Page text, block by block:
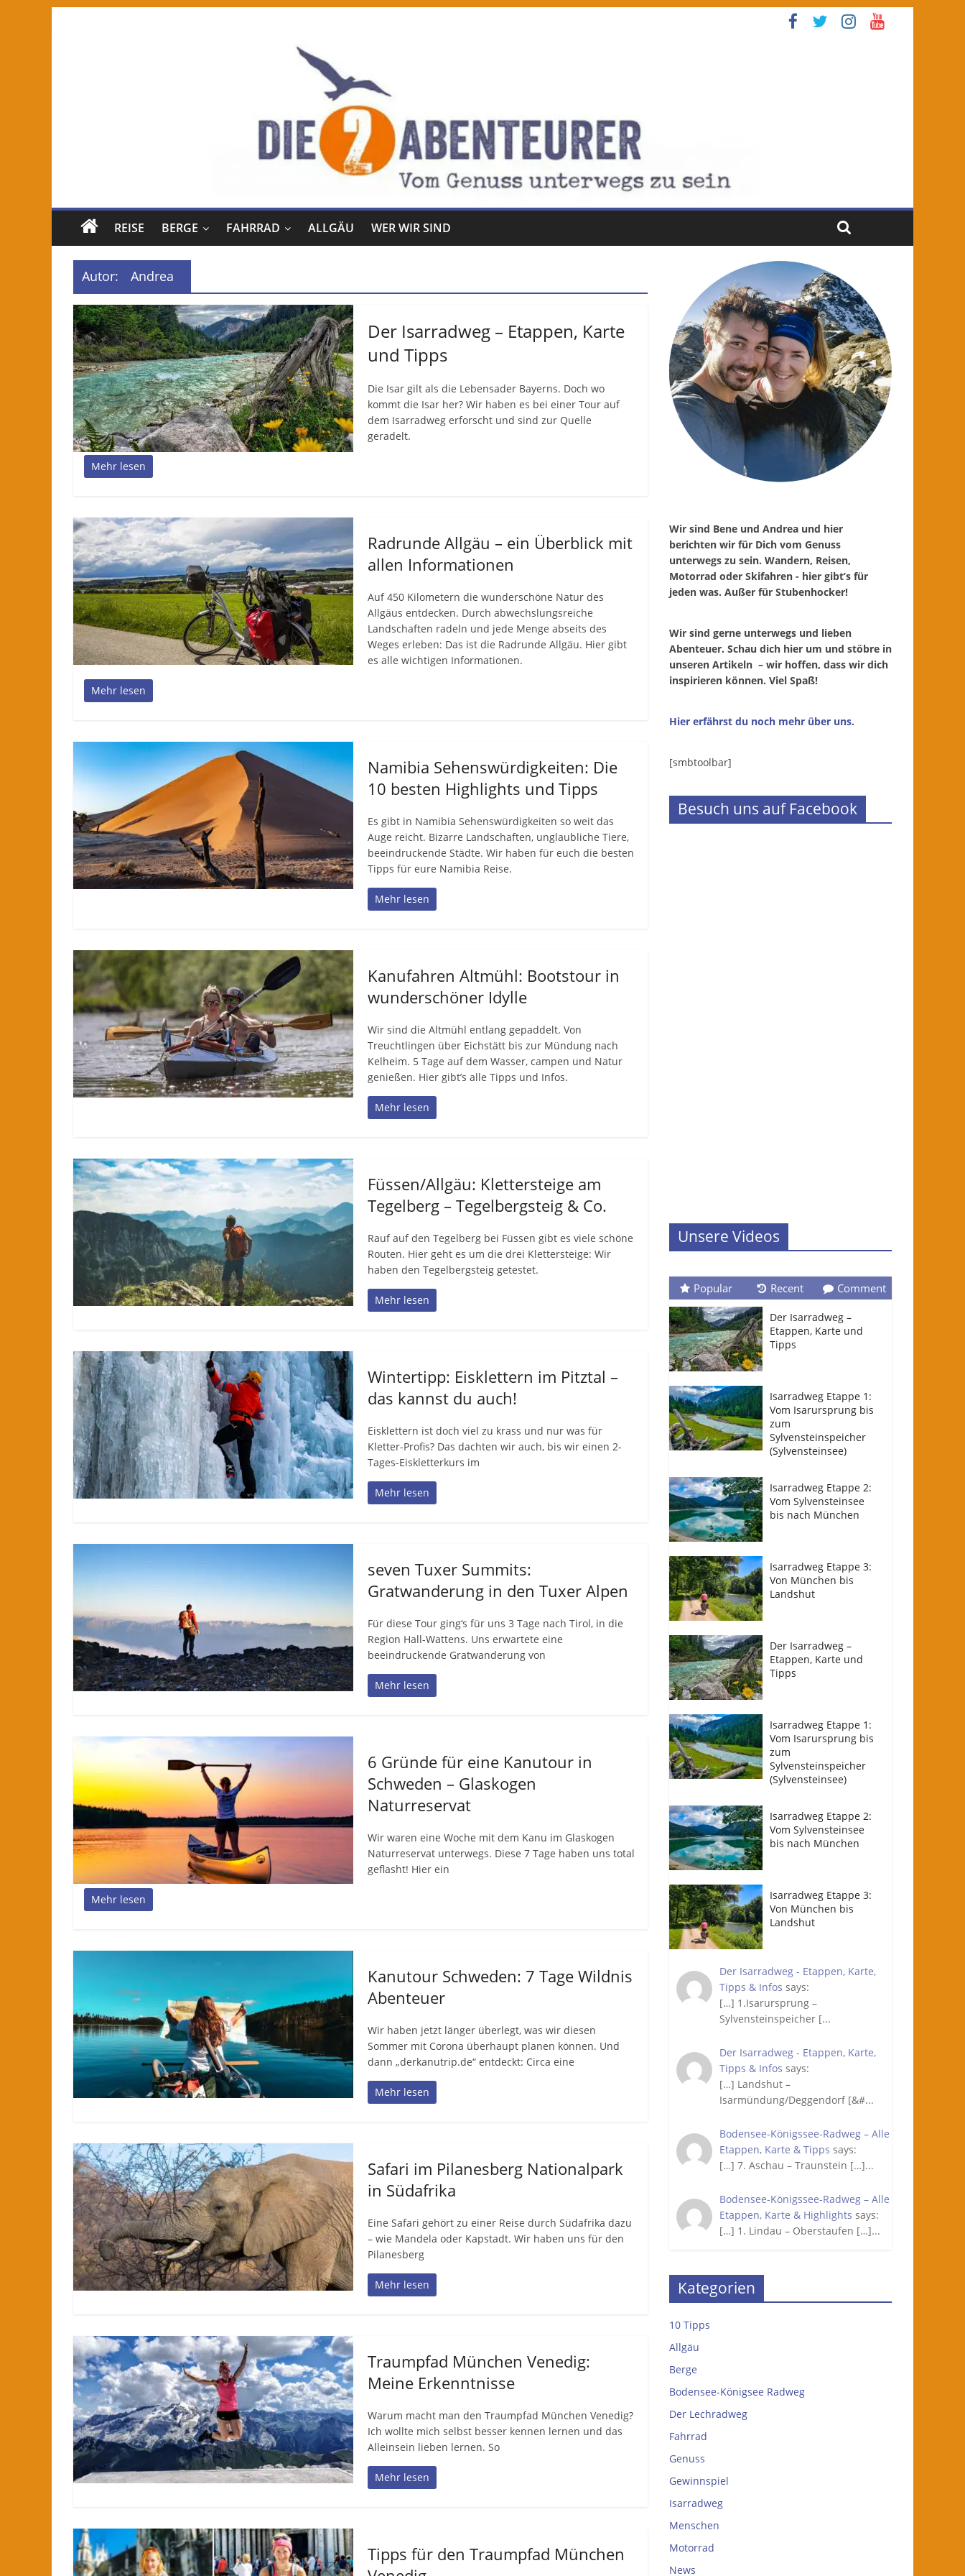
REISE BERGE FAHRRAD ALLGÄU WER WIR SIND
Autor: Andrea
Der Isarradweg – Etappen, Karte
und Tipps
Die Isar gilt als die Lebensader Bayerns. Doch wo
kommt die Isar her? Wir haben es bei einer Tour auf
dem Isarradweg erforscht und sind zur Quelle
geradelt.
Mehr lesen
Radrunde Allgäu – ein Überblick mit
allen Informationen
Auf 450 Kilometern die wunderschöne Natur des
Allgäus entdecken. Durch abwechslungsreiche
Landschaften radeln und jede Menge abseits des
Weges erleben: Das ist die Radrunde Allgäu. Hier gibt
es alle wichtigen Informationen.
Mehr lesen
Namibia Sehenswürdigkeiten: Die
10 besten Highlights und Tipps
Es gibt in Namibia Sehenswürdigkeiten so weit das
Auge reicht. Bizarre Landschaften, unglaubliche Tiere,
beeindruckende Städte. Wir haben für euch die besten
Tipps für eure Namibia Reise.
Mehr lesen
Kanufahren Altmühl: Bootstour in
wunderschöner Idylle
Wir sind die Altmühl entlang gepaddelt. Von
Treuchtlingen über Eichstätt bis zur Mündung nach
Kelheim. 5 Tage auf dem Wasser, campen und Natur
genießen. Hier gibt’s alle Tipps und Infos.
Mehr lesen
Füssen/Allgäu: Klettersteige am
Tegelberg – Tegelbergsteig & Co.
Rauf auf den Tegelberg bei Füssen gibt es viele schöne
Routen. Hier geht es um die drei Klettersteige: Wir
haben den Tegelbergsteig getestet.
Mehr lesen
Wintertipp: Eisklettern im Pitztal –
das kannst du auch!
Eisklettern ist doch viel zu krass und nur was für
Kletter-Profis? Das dachten wir auch, bis wir einen 2-
Tages-Eiskletterkurs im
Mehr lesen
seven Tuxer Summits:
Gratwanderung in den Tuxer Alpen
Für diese Tour ging‘s für uns 3 Tage nach Tirol, in die
Region Hall-Wattens. Uns erwartete eine
beeindruckende Gratwanderung von
Mehr lesen
6 Gründe für eine Kanutour in
Schweden – Glaskogen
Naturreservat
Wir waren eine Woche mit dem Kanu im Glaskogen
Naturreservat unterwegs. Diese 7 Tage haben uns total
geflasht! Hier ein
Mehr lesen
Kanutour Schweden: 7 Tage Wildnis
Abenteuer
Wir haben jetzt länger überlegt, was wir diesen
Sommer mit Corona überhaupt planen können. Und
dann „derkanutrip.de“ entdeckt: Circa eine
Mehr lesen
Safari im Pilanesberg Nationalpark
in Südafrika
Eine Safari gehört zu einer Reise durch Südafrika dazu
– wie Mandela oder Kapstadt. Wir haben uns für den
Pilanesberg
Mehr lesen
Traumpfad München Venedig:
Meine Erkenntnisse
Warum macht man den Traumpfad München Venedig?
Ich wollte mich selbst besser kennen lernen und das
Alleinsein lieben lernen. So
Mehr lesen
Tipps für den Traumpfad München
Wir sind Bene und Andrea und hier
berichten wir für Dich vom Genuss
unterwegs zu sein. Wandern, Reisen,
Motorrad oder Skifahren - hier gibt’s für
jeden was. Außer für Stubenhocker!
Wir sind gerne unterwegs und lieben
Abenteuer. Schau dich hier um und stöbre in
unseren Artikeln – wir hoffen, dass wir dich
inspirieren können. Viel Spaß!
Hier erfährst du noch mehr über uns.
[smbtoolbar]
Besuch uns auf Facebook
Unsere Videos
Popular Recent Comment
Der Isarradweg –
Etappen, Karte und
Tipps
Isarradweg Etappe 1:
Vom Isarursprung bis
zum
Sylvensteinspeicher
(Sylvensteinsee)
Isarradweg Etappe 2:
Vom Sylvensteinsee
bis nach München
Isarradweg Etappe 3:
Von München bis
Landshut
Der Isarradweg –
Etappen, Karte und
Tipps
Isarradweg Etappe 1:
Vom Isarursprung bis
zum
Sylvensteinspeicher
(Sylvensteinsee)
Isarradweg Etappe 2:
Vom Sylvensteinsee
bis nach München
Isarradweg Etappe 3:
Von München bis
Landshut
Der Isarradweg - Etappen, Karte,
Tipps & Infos says:
[…] 1.Isarursprung –
Sylvensteinspeicher [...
Der Isarradweg - Etappen, Karte,
Tipps & Infos says:
[…] Landshut –
Isarmündung/Deggendorf [&#...
Bodensee-Königssee-Radweg – Alle
Etappen, Karte & Tipps says:
[…] 7. Aschau – Traunstein […]...
Bodensee-Königssee-Radweg – Alle
Etappen, Karte & Highlights says:
[…] 1. Lindau – Oberstaufen […]...
Kategorien
10 Tipps
Allgäu
Berge
Bodensee-Königsee Radweg
Der Lechradweg
Fahrrad
Genuss
Gewinnspiel
Isarradweg
Menschen
Motorrad
News